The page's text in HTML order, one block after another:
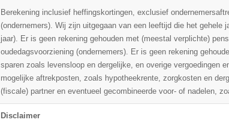
Berekening inclusief heffingskortingen, exclusief
(ondernemers). Wij zijn uitgegaan van een leeftijd die het gehele
jaar). Er is geen rekening gehouden met (meestal verplichte)
oudedagsvoorziening (ondernemers). Er is geen rekening
sparen zoals levensloop en dergelijke, en overige vergoedingen
mogelijke aftrekposten, zoals hypotheekrente, zorgkosten en
(fiscale) partner en eventueel gecombineerde voor- of nadelen,
Disclaimer